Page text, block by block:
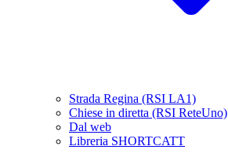
Strada Regina (RSI LA1)
Chiese in diretta (RSI ReteUno)
Dal web
Libreria SHORTCATT